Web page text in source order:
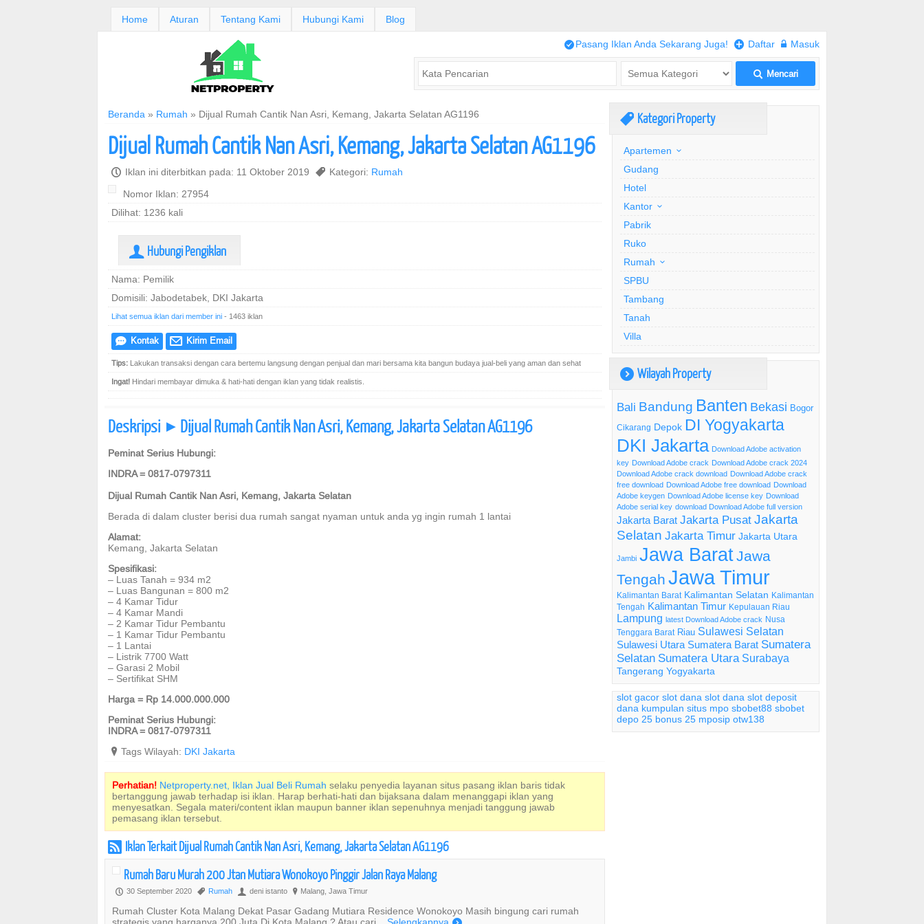
Home Aturan Tentang Kami Hubungi Kami Blog
/Pasang Iklan Anda Sekarang Juga! + Daftar w Masuk
L Mencari
Beranda » Rumah » Dijual Rumah Cantik Nan Asri, Kemang, Jakarta Selatan AG1196
Dijual Rumah Cantik Nan Asri, Kemang, Jakarta Selatan AG1196
P Iklan ini diterbitkan pada: 11 Oktober 2019 , Kategori: Rumah
Nomor Iklan: 27954
Dilihat: 1236 kali
U Hubungi Pengiklan
Nama: Pemilik
Domisili: Jabodetabek, DKI Jakarta
Lihat semua iklan dari member ini - 1463 iklan
e Kontak @ Kirim Email
Tips: Lakukan transaksi dengan cara bertemu langsung dengan penjual dan mari bersama kita bangun budaya jual-beli yang aman dan sehat
Ingat! Hindari membayar dimuka & hati-hati dengan iklan yang tidak realistis.
Deskripsi ] Dijual Rumah Cantik Nan Asri, Kemang, Jakarta Selatan AG1196
Peminat Serius Hubungi:
INDRA = 0817-0797311
Dijual Rumah Cantik Nan Asri, Kemang, Jakarta Selatan
Berada di dalam cluster berisi dua rumah sangat nyaman untuk anda yg ingin rumah 1 lantai
Alamat:
Kemang, Jakarta Selatan
Spesifikasi:
– Luas Tanah = 934 m2
– Luas Bangunan = 800 m2
– 4 Kamar Tidur
– 4 Kamar Mandi
– 2 Kamar Tidur Pembantu
– 1 Kamar Tidur Pembantu
– 1 Lantai
– Listrik 7700 Watt
– Garasi 2 Mobil
– Sertifikat SHM
Harga = Rp 14.000.000.000
Peminat Serius Hubungi:
INDRA = 0817-0797311
? Tags Wilayah: DKI Jakarta
Perhatian! Netproperty.net, Iklan Jual Beli Rumah selaku penyedia layanan situs pasang iklan baris tidak
bertanggung jawab terhadap isi iklan. Harap berhati-hati dan bijaksana dalam menanggapi iklan yang
menyesatkan. Segala materi/content iklan maupun banner iklan sepenuhnya menjadi tanggung jawab
pemasang iklan tersebut.
r Iklan Terkait Dijual Rumah Cantik Nan Asri, Kemang, Jakarta Selatan AG1196
Rumah Baru Murah 200 Jtan Mutiara Wonokoyo Pinggir Jalan Raya Malang
P 30 September 2020 , Rumah U deni istanto ? Malang, Jawa Timur
Rumah Cluster Kota Malang Dekat Pasar Gadang Mutiara Residence Wonokoyo Masih bingung cari rumah
, Kategori Property
Apartemen
Gudang
Hotel
Kantor
Pabrik
Ruko
Rumah
SPBU
Tambang
Tanah
Villa
) Wilayah Property
Bali Bandung Banten Bekasi Bogor
Cikarang Depok DI Yogyakarta
DKI Jakarta Download Adobe activation
key Download Adobe crack Download Adobe crack 2024
Download Adobe crack download Download Adobe crack
free download Download Adobe free download Download
Adobe keygen Download Adobe license key Download
Adobe serial key download Download Adobe full version
Jakarta Barat Jakarta Pusat Jakarta
Selatan Jakarta Timur Jakarta Utara
Jambi Jawa BaratJawa
Tengah Jawa Timur
Kalimantan Barat Kalimantan Selatan Kalimantan
Tengah Kalimantan Timur Kepulauan Riau
Lampung latest Download Adobe crack Nusa
Tenggara Barat Riau Sulawesi Selatan
Sulawesi Utara Sumatera Barat Sumatera
Selatan Sumatera Utara Surabaya
Tangerang Yogyakarta
slot gacor slot dana slot dana slot deposit
dana kumpulan situs mpo sbobet88 sbobet
depo 25 bonus 25 mposip otw138